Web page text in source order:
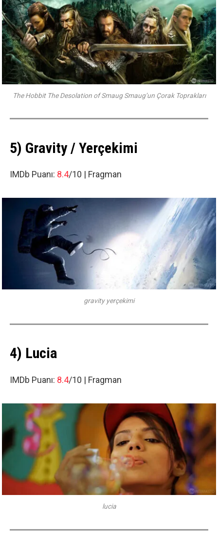
The Hobbit The Desolation of Smaug Smaug’un Çorak Toprakları
5) Gravity / Yerçekimi
IMDb Puanı: 8.4/10 | Fragman
gravity yerçekimi
4) Lucia
IMDb Puanı: 8.4/10 | Fragman
lucia